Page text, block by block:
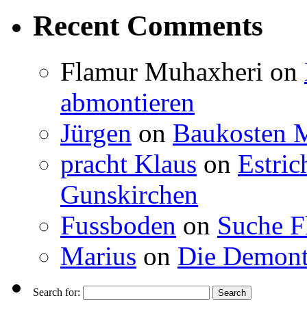
Recent Comments
Flamur Muhaxheri on
abmontieren
Jürgen on Baukosten
pracht Klaus on
Gunskirchen
Fussboden on Suche
Marius on Die
Search for: